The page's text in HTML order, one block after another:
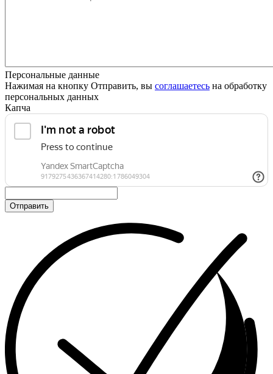
Персональные данные
Нажимая на кнопку Отправить, вы соглашаетесь на обработку
персональных данных
Капча
Отправить